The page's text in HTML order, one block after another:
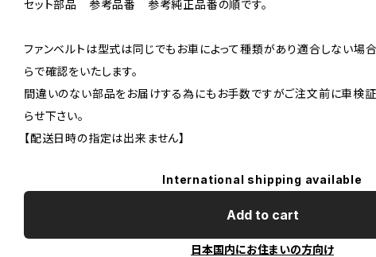
セット部品 参考品番 参考純正品番の順です。
ファンベルトは型式は同じでもお車によって種類があり適合しない場
らで確認をいたします。
間違いのない部品をお届けする為にもお手数ですがご注文前に車検
らせ下さい。
【配送日時の指定は出来ません】
International shipping available
Add to cart
日本国内にお住まいの方向け